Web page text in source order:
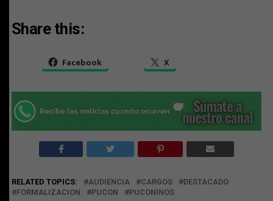
Share this:
Facebook X
RELATED TOPICS: AUDIENCIA CARGOS
DESTACADO
FORMALIZACION
PUCON PUCONINOS